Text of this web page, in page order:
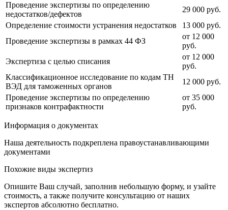
Проведение экспертизы по определению
недостатков/дефектов
29 000 руб.
Определение стоимости устранения недостатков
13 000 руб.
Проведение экспертизы в рамках 44 ФЗ
от 12 000
руб.
Экспертиза с целью списания
от 12 000
руб.
Классификационное исследование по кодам ТН
ВЭД для таможенных органов
12 000 руб.
Проведение экспертизы по определению
признаков контрафактности
от 35 000
руб.
Информация о документах
Наша деятельность подкреплена правоустанавливающими
документами
Похожие виды экспертиз
Опишите Ваш случай, заполнив небольшую форму, и узайте
стоимость, а также получите консультацию от наших
экспертов абсолютно бесплатно.